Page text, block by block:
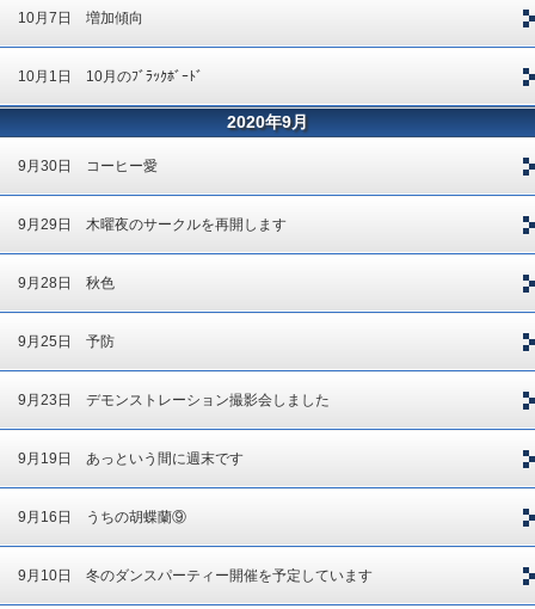
10月7日 増加傾向
10月1日 10月のﾌﾞﾗｯｸﾎﾞｰﾄﾞ
2020年9月
9月30日 コーヒー愛
9月29日 木曜夜のサークルを再開します
9月28日 秋色
9月25日 予防
9月23日 デモンストレーション撮影会しました
9月19日 あっという間に週末です
9月16日 うちの胡蝶蘭⑨
9月10日 冬のダンスパーティー開催を予定しています